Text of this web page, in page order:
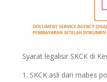
Syarat legalisir SKCK di
SKCK asli dari mabes